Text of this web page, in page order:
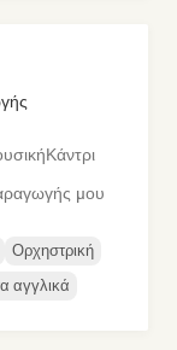
Κάντρι
μου
Ορχηστρική
αγγλικά